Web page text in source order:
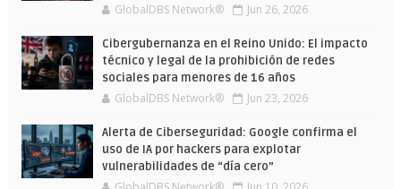
GlobalDBS Network® Jun 26, 2026
Cibergubernanza en el Reino Unido: El impacto
técnico y legal de la prohibición de redes
sociales para menores de 16 años
GlobalDBS Network® Jun 23, 2026
Alerta de Ciberseguridad: Google confirma el
uso de IA por hackers para explotar
vulnerabilidades de “día cero”